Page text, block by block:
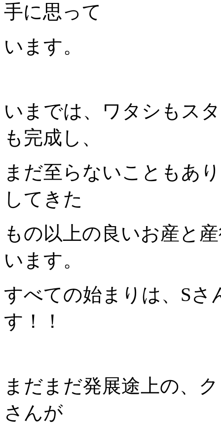
手に思って
います。
いまでは、ワタシもス
も完成し、
まだ至らないこともあ
してきた
もの以上の良いお産と
います。
すべての始まりは、S
す！！
まだまだ発展途上の、
さんが